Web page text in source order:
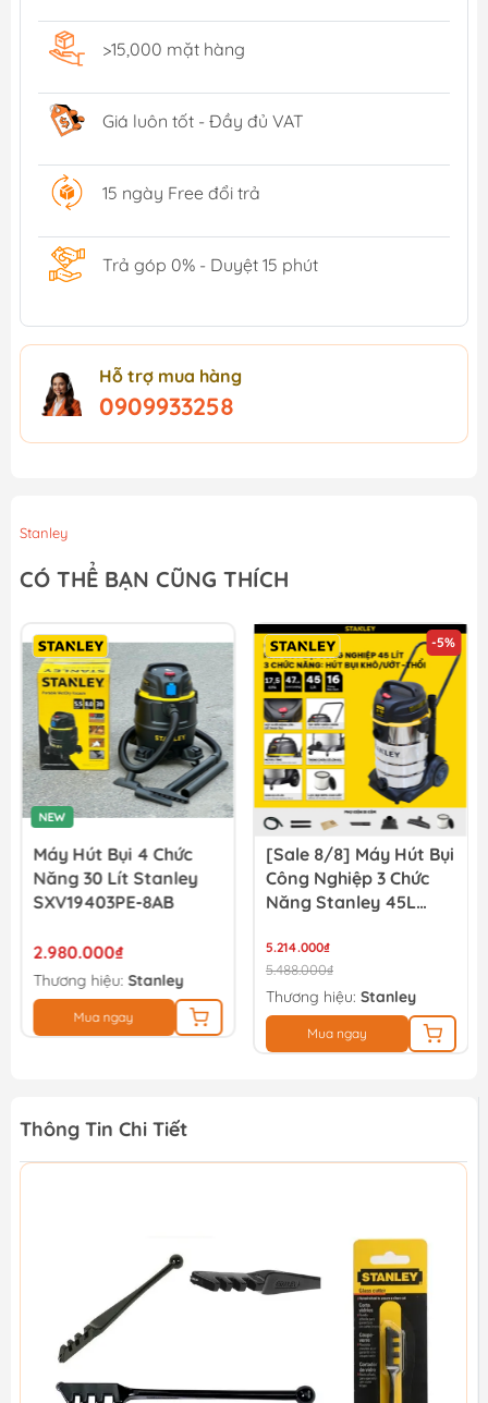
>15,000 mặt hàng
Giá luôn tốt - Đầy đủ VAT
15 ngày Free đổi trả
Trả góp 0% - Duyệt 15 phút
Hỗ trợ mua hàng
0909933258
Stanley
CÓ THỂ BẠN CŨNG THÍCH
NEW
Máy Hút Bụi 4 Chức
Năng 30 Lít Stanley
SXV19403PE-8AB
2.980.000₫
Thương hiệu: Stanley
Mua ngay
-5%
[Sale 8/8] Máy Hút Bụi
Công Nghiệp 3 Chức
Năng Stanley 45L
5.214.000₫
5.488.000₫
Thương hiệu: Stanley
Mua ngay
Thông Tin Chi Tiết